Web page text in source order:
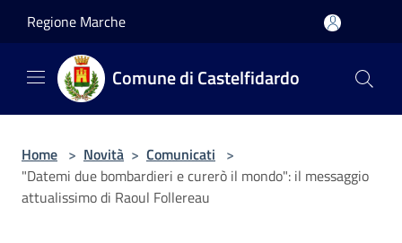
Regione Marche
Comune di Castelfidardo
Home > Novità > Comunicati >
"Datemi due bombardieri e curerò il mondo": il messaggio
attualissimo di Raoul Follereau